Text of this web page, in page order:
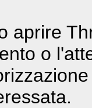
aprire
o